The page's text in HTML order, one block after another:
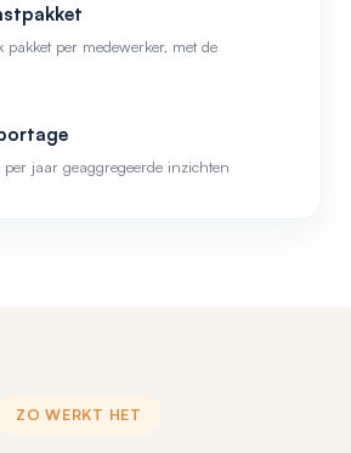
pakket per medewerker, met de
per jaar geaggregeerde inzichten
ZO WERKT HET